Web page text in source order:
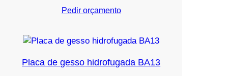
Pedir orçamento
Placa de gesso hidrofugada BA13